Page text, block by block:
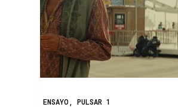
ENSAYO ,PULSAR 1